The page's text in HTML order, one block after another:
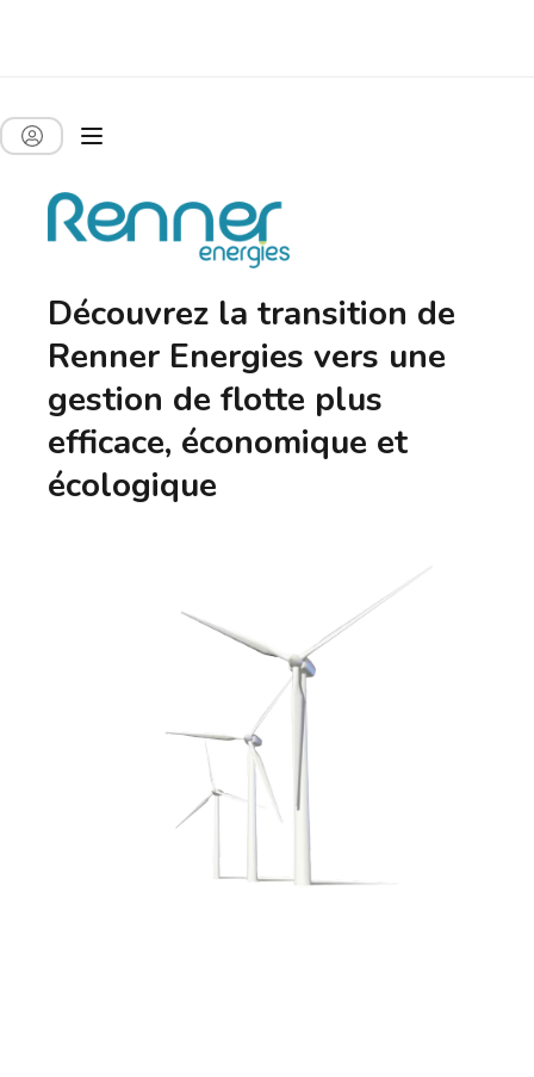
Découvrez la transition de
Renner Energies vers une
gestion de flotte plus
efficace, économique et
écologique